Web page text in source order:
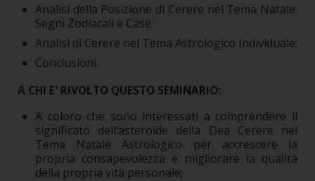
Analisi della Posizione di Cerere nel Tema Natale:
Segni Zodiacali e Case;
Analisi di Cerere nel Tema Astrologico Individuale;
Conclusioni.
A CHI E' RIVOLTO QUESTO SEMINARIO:
A coloro che sono interessati a comprendere il
significato dell’asteroide della Dea Cerere nel
Tema Natale Astrologico per accrescere la
propria consapevolezza e migliorare la qualità
della propria vita personale;